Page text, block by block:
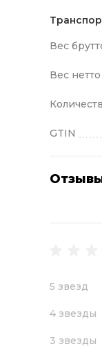
Вес
Вес нетто
GTIN
5 звезд
4 звезды
3 звезды